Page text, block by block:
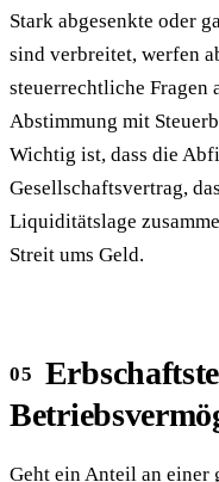
Stark abgesenkte oder
sind verbreitet, werfen
steuerrechtliche Fragen
Abstimmung mit
Wichtig ist, dass die
Gesellschaftsvertrag,
Liquiditätslage
Streit ums Geld.
Geht ein Anteil an einer